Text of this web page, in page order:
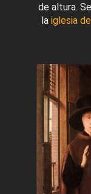
de altura.
la iglesia